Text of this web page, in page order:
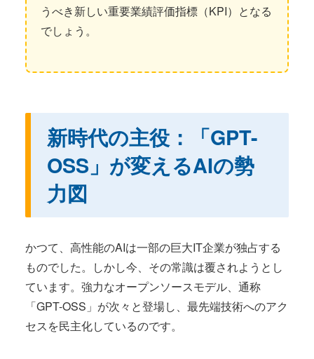
うべき新しい重要業績評価指標（KPI）となる
でしょう。
新時代の主役：「GPT-
OSS」が変えるAIの勢
力図
かつて、高性能のAIは一部の巨大IT企業が独占する
ものでした。しかし今、その常識は覆されようとし
ています。強力なオープンソースモデル、通称
「GPT-OSS」が次々と登場し、最先端技術へのアク
セスを民主化しているのです。